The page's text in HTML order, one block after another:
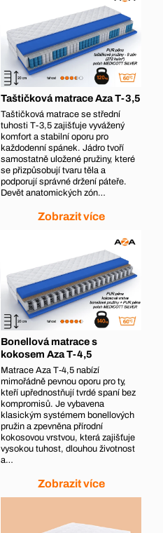
Taštičková matrace Aza T-3,5
Taštičková matrace se střední
tuhosti T-3,5 zajišťuje vyvážený
komfort a stabilní oporu pro
každodenní spánek. Jádro tvoří
samostatně uložené pružiny, které
se přizpůsobují tvaru těla a
podporují správné držení páteře.
Devět anatomických zón…
Zobrazit více
Bonellová matrace s
kokosem Aza T-4,5
Matrace Aza T‑4,5 nabízí
mimořádně pevnou oporu pro ty,
kteří upřednostňují tvrdé spaní bez
kompromisů. Je vybavena
klasickým systémem bonellových
pružin a zpevněna přírodní
kokosovou vrstvou, která zajišťuje
vysokou tuhost, dlouhou životnost
a…
Zobrazit více